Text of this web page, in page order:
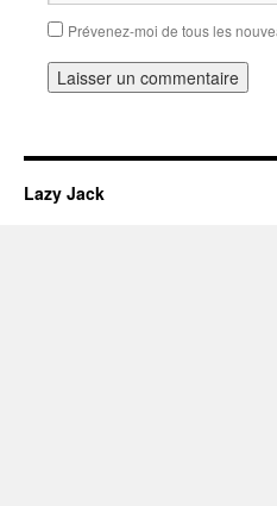
Prévenez-moi de tous les
Lazy Jack